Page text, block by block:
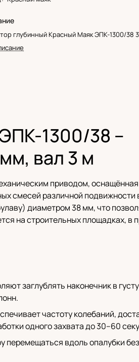
глубинный Красный Маяк ЭПК-1300/38
1300/38 –
вал 3 м
приводом,
смесей различной подвижности
диаметром 38 мм, что
на строительных площадках, в
заглублять наконечник в
частоту колебаний,
одного захвата до 30–60
перемещаться вдоль опалубки